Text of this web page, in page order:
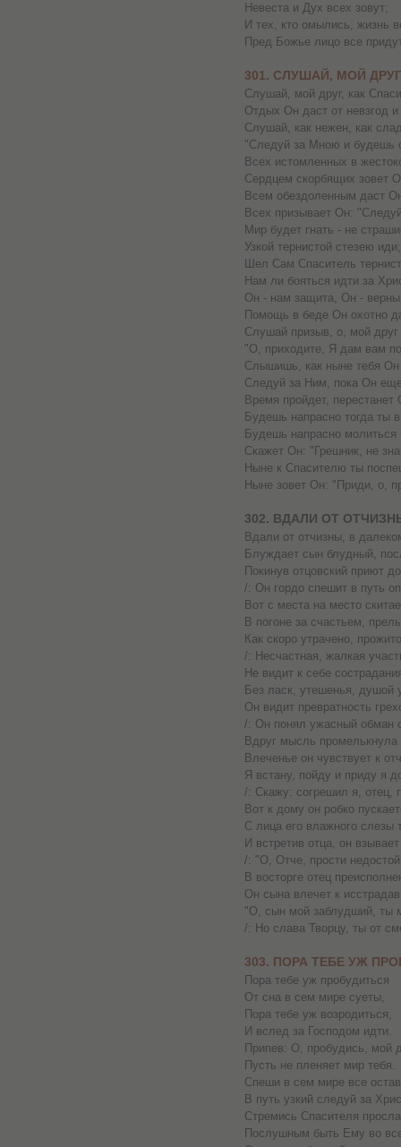
Невеста и Дух всех зовут;
И тех, кто омылись, жизнь
Пред Божье лицо все
301. СЛУШАЙ, МОЙ ДРУГ
Слушай, мой друг, как
Отдых Он даст от невзгод и
Слушай, как нежен, как
"Следуй за Мною и будешь
Всех истомленных в
Сердцем скорбящих зовет
Всем обездоленным даст
Всех призывает Он:
Мир будет гнать - не
Узкой тернистой стезею иди;
Шел Сам Спаситель
Нам ли бояться идти за
Он - нам защита, Он -
Помощь в беде Он охотно
Слушай призыв, о, мой друг
"О, приходите, Я дам вам
Слышишь, как ныне тебя Он
Следуй за Ним, пока Он
Время пройдет, перестанет
Будешь напрасно тогда ты
Будешь напрасно молиться
Скажет Он: "Грешник, не
Ныне к Спасителю ты
Ныне зовет Он: "Приди, о,
302. ВДАЛИ ОТ
Вдали от отчизны, в
Блуждает сын блудный,
Покинув отцовский приют
/: Он гордо спешит в путь
Вот с места на место
В погоне за счастьем,
Как скоро утрачено,
/: Несчастная, жалкая
Не видит к себе
Без ласк, утешенья, душой
Он видит превратность
/: Он понял ужасный обман
Вдруг мысль промелькнула
Влеченье он чувствует к
Я встану, пойду и приду я
/: Скажу: согрешил я, отец,
Вот к дому он робко
С лица его влажного слезы
И встретив отца, он
/: "О, Отче, прости
В восторге отец
Он сына влечет к
"О, сын мой заблудший, ты
/: Но слава Творцу, ты от
303. ПОРА ТЕБЕ УЖ
Пора тебе уж пробудиться
От сна в сем мире суеты,
Пора тебе уж возродиться,
И вслед за Господом идти.
Припев: О, пробудись, мой
Пусть не пленяет мир тебя.
Спеши в сем мире все
В путь узкий следуй за
Стремись Спасителя
Послушным быть Ему во